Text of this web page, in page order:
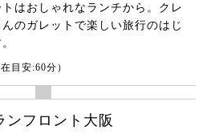
はおしゃれなランチから。クレ
のガレットで楽しい旅行のはじ
目安:60分）
ンフロント大阪